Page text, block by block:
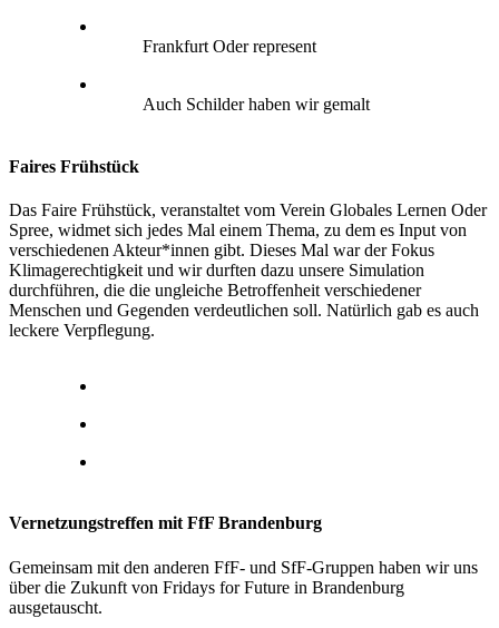
Frankfurt Oder represent
Auch Schilder haben wir gemalt
Faires Frühstück
Das Faire Frühstück, veranstaltet vom Verein Globales Lernen Oder
Spree, widmet sich jedes Mal einem Thema, zu dem es Input von
verschiedenen Akteur*innen gibt. Dieses Mal war der Fokus
Klimagerechtigkeit und wir durften dazu unsere Simulation
durchführen, die die ungleiche Betroffenheit verschiedener
Menschen und Gegenden verdeutlichen soll. Natürlich gab es auch
leckere Verpflegung.
Vernetzungstreffen mit FfF Brandenburg
Gemeinsam mit den anderen FfF- und SfF-Gruppen haben wir uns
über die Zukunft von Fridays for Future in Brandenburg
ausgetauscht.